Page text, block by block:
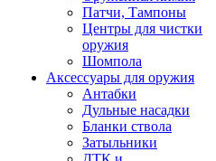
Патчи, Тампоны
Центры для чистки
оружия
Шомпола
Аксессуары для оружия
Антабки
Дульные насадки
Бланки ствола
Затыльники